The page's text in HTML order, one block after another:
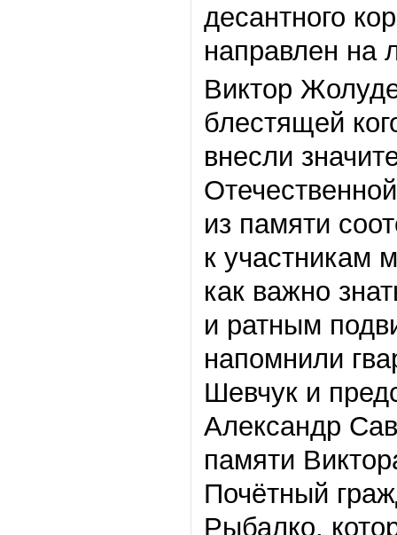
десантного
направлен на
Виктор
блестящей
внесли
из памяти
к участникам
как важно
и ратным
напомнили
Шевчук и
Александр
памяти
Почётный
Рыбалко,